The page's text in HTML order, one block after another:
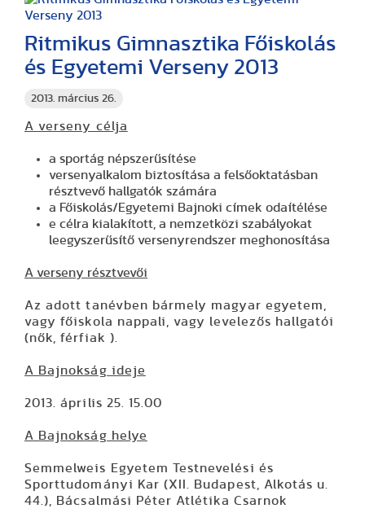
2013. március 26.
Ritmikus Gimnasztika Főiskolás
és Egyetemi Verseny 2013
A verseny célja
a sportág népszerűsítése
versenyalkalom biztosítása a felsőoktatásban
résztvevő hallgatók számára
a Főiskolás/Egyetemi Bajnoki címek odaítélése
e célra kialakított, a nemzetközi szabályokat
leegyszerűsítő versenyrendszer meghonosítása
A verseny résztvevői
Az adott tanévben bármely magyar egyetem,
vagy főiskola nappali, vagy levelezős hallgatói
(nők, férfiak ).
A Bajnokság ideje
2013. április 25. 15.00
A Bajnokság helye
Semmelweis Egyetem Testnevelési és
Sporttudományi Kar (XII. Budapest, Alkotás u.
44.), Bácsalmási Péter Atlétika Csarnok